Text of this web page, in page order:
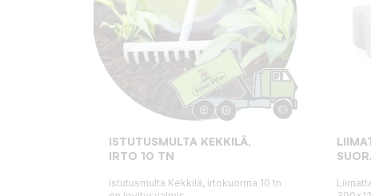
ISTUTUSMULTA KEKKILÄ,
IRTO 10 TN
Istutusmulta Kekkilä, irtokuorma 10 tn